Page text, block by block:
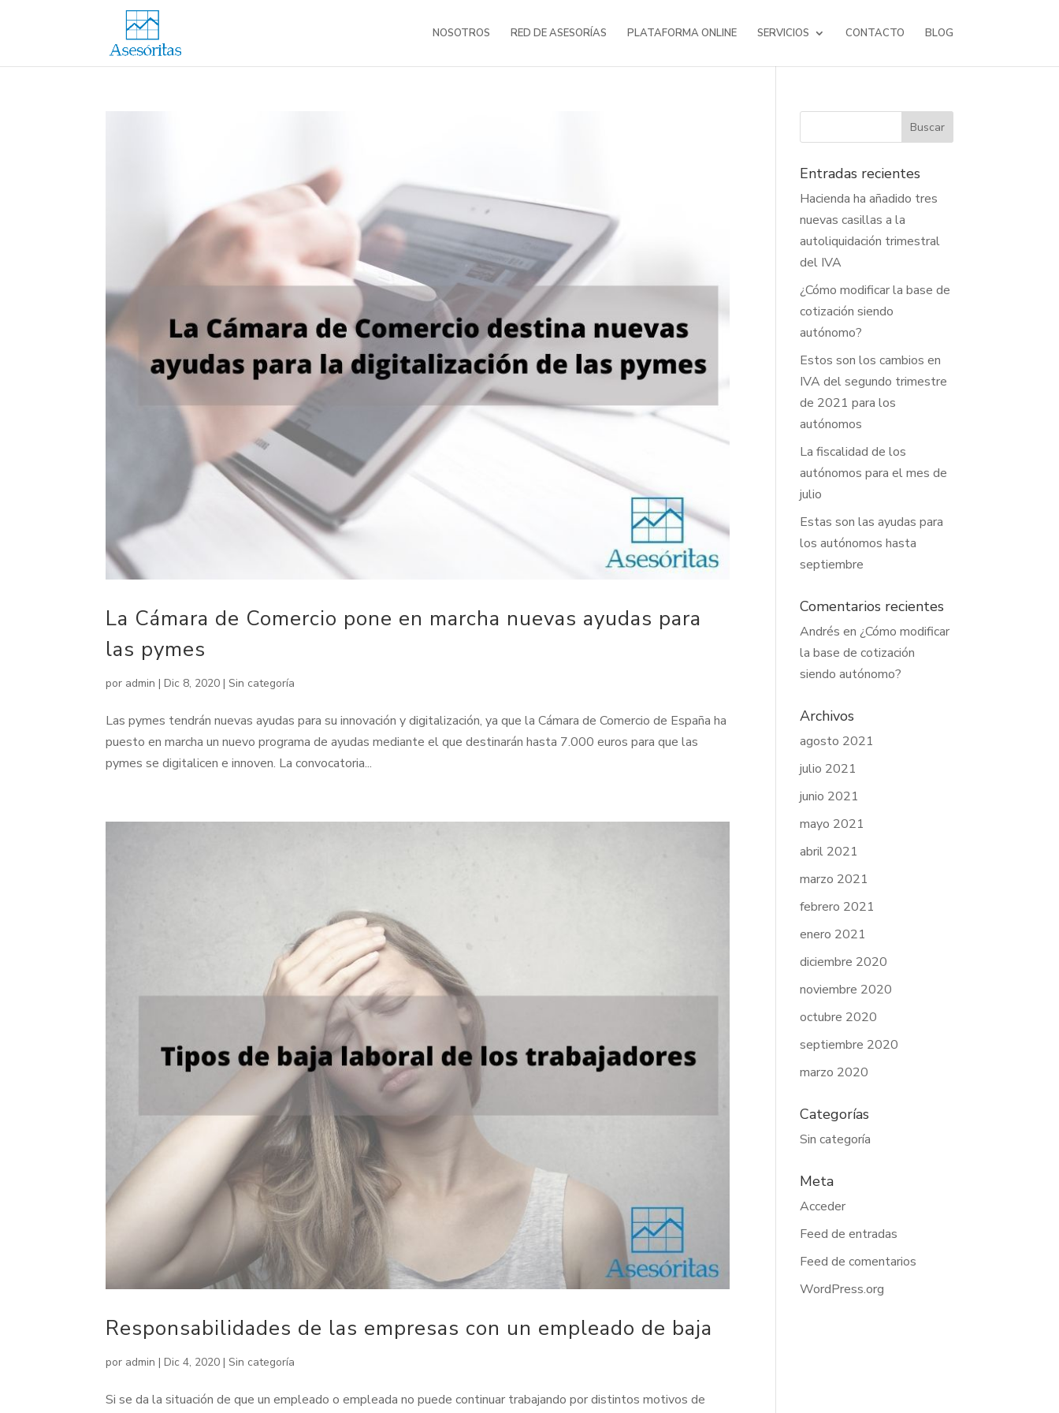
NOSOTROS RED DE ASESORÍAS PLATAFORMA ONLINE SERVICIOS CONTACTO BLOG
La Cámara de Comercio pone en marcha nuevas ayudas para
las pymes
por admin |Dic 8, 2020 |Sin categoría
Las pymes tendrán nuevas ayudas para su innovación y digitalización, ya que la Cámara de Comercio de España ha
puesto en marcha un nuevo programa de ayudas mediante el que destinarán hasta 7.000 euros para que las
pymes se digitalicen e innoven. La convocatoria...
Responsabilidades de las empresas con un empleado de baja
por admin |Dic 4, 2020 |Sin categoría
Si se da la situación de que un empleado o empleada no puede continuar trabajando por distintos motivos de
Entradas recientes
Hacienda ha añadido tres
nuevas casillas a la
autoliquidación trimestral
del IVA
¿Cómo modificar la base de
cotización siendo
autónomo?
Estos son los cambios en
IVA del segundo trimestre
de 2021 para los
autónomos
La fiscalidad de los
autónomos para el mes de
julio
Estas son las ayudas para
los autónomos hasta
septiembre
Comentarios recientes
Andrés en¿Cómo modificar
la base de cotización
siendo autónomo?
Archivos
agosto 2021
julio 2021
junio 2021
mayo 2021
abril 2021
marzo 2021
febrero 2021
enero 2021
diciembre 2020
noviembre 2020
octubre 2020
septiembre 2020
marzo 2020
Categorías
Sin categoría
Meta
Acceder
Feed de entradas
Feed de comentarios
WordPress.org